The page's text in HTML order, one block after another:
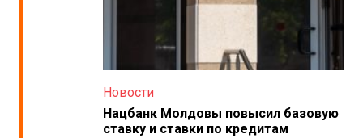
Новости
Нацбанк Молдовы повысил базовую
ставку и ставки по кредитам